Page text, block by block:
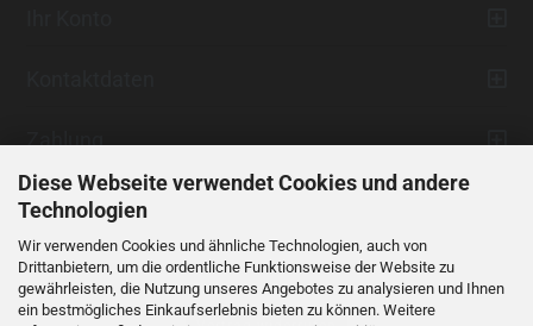
Diese Webseite verwendet Cookies und andere
Technologien
Wir verwenden Cookies und ähnliche Technologien, auch von
Drittanbietern, um die ordentliche Funktionsweise der Website zu
gewährleisten, die Nutzung unseres Angebotes zu analysieren und Ihnen
ein bestmögliches Einkaufserlebnis bieten zu können. Weitere
Zahlung